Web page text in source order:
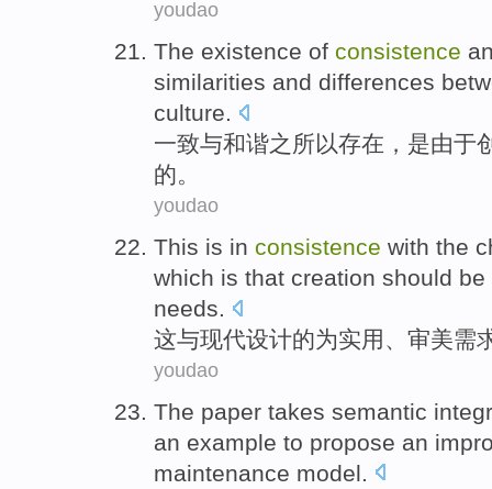
youdao
The existence of consistence
similarities and differences
culture.
一致与和谐之所以存在 ， 是由于
的。
youdao
This is in consistence with the
which is that creation should be
needs.
这与现代设计的为实用 、 审美需
youdao
The paper takes semantic
an example to propose an
maintenance model